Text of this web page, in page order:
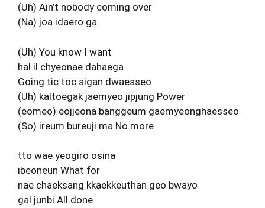
(Uh) Ain’t nobody coming over
(Na) joa idaero ga
(Uh) You know I want
hal il chyeonae dahaega
Going tic toc sigan dwaesseo
(Uh) kaltoegak jaemyeo jipjung Power
(eomeo) eojjeona banggeum gaemyeonghaesseo
(So) ireum bureuji ma No more
tto wae yeogiro osina
ibeoneun What for
nae chaeksang kkaekkeuthan geo bwayo
gal junbi All done